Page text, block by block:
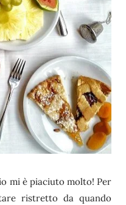
mi è piaciuto molto! Per
ristretto da quando